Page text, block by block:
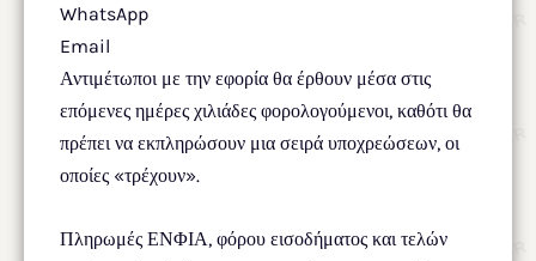
WhatsApp
Email
Αντιμέτωποι με την εφορία θα έρθουν μέσα στις
επόμενες ημέρες χιλιάδες φορολογούμενοι, καθότι θα
πρέπει να εκπληρώσουν μια σειρά υποχρεώσεων, οι
οποίες «τρέχουν».
Πληρωμές ΕΝΦΙΑ, φόρου εισοδήματος και τελών